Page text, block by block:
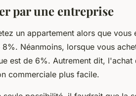
par une entreprise
un appartement alors que vous
8%. Néanmoins, lorsque vous
est de 6%. Autrement dit, l'achat
commerciale plus facile.